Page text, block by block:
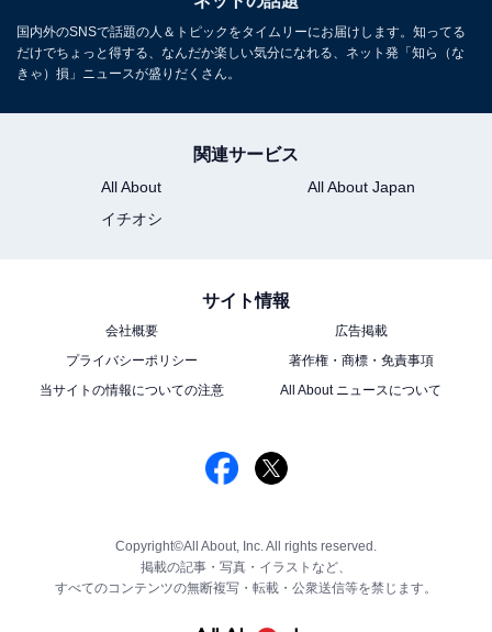
国内外のSNSで話題の人＆トピックをタイムリーにお届けします。知ってる
だけでちょっと得する、なんだか楽しい気分になれる、ネット発「知ら（な
きゃ）損」ニュースが盛りだくさん。
関連サービス
All About
All About Japan
イチオシ
サイト情報
会社概要
広告掲載
プライバシーポリシー
著作権・商標・免責事項
当サイトの情報についての注意
All About ニュースについて
Copyright©All About, Inc. All rights reserved.
掲載の記事・写真・イラストなど、
すべてのコンテンツの無断複写・転載・公衆送信等を禁じます。